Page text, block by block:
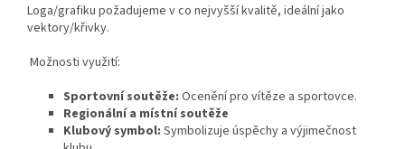
Loga/grafiku požadujeme v co nejvyšší kvalitě, ideální jako
vektory/křivky.
Možnosti využití:
Sportovní soutěže: Ocenění pro vítěze a sportovce.
Regionální a místní soutěže
Klubový symbol: Symbolizuje úspěchy a výjimečnost